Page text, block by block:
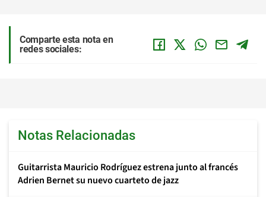
Comparte esta nota en
redes sociales:
Notas Relacionadas
Guitarrista Mauricio Rodríguez estrena junto al francés
Adrien Bernet su nuevo cuarteto de jazz